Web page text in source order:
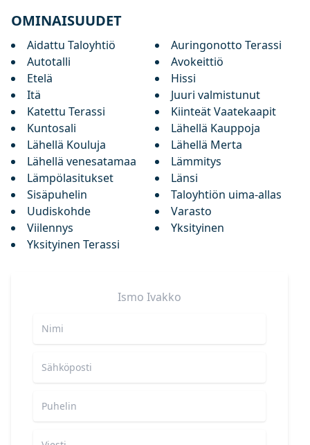
OMINAISUUDET
Aidattu Taloyhtiö
Auringonotto Terassi
Autotalli
Avokeittiö
Etelä
Hissi
Itä
Juuri valmistunut
Katettu Terassi
Kiinteät Vaatekaapit
Kuntosali
Lähellä Kauppoja
Lähellä Kouluja
Lähellä Merta
Lähellä venesatamaa
Lämmitys
Lämpölasitukset
Länsi
Sisäpuhelin
Taloyhtiön uima-allas
Uudiskohde
Varasto
Viilennys
Yksityinen
Yksityinen Terassi
Ismo Ivakko